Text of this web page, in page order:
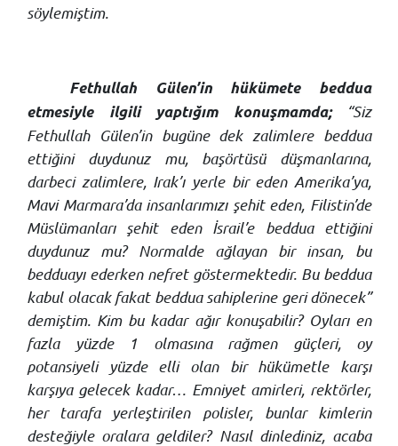
söylemiştim.
Fethullah Gülen’in hükümete beddua
etmesiyle ilgili yaptığım konuşmamda;“Siz
Fethullah Gülen’in bugüne dek zalimlere beddua
ettiğini duydunuz mu, başörtüsü düşmanlarına,
darbeci zalimlere, Irak’ı yerle bir eden Amerika’ya,
Mavi Marmara’da insanlarımızı şehit eden, Filistin’de
Müslümanları şehit eden İsrail’e beddua ettiğini
duydunuz mu? Normalde ağlayan bir insan, bu
bedduayı ederken nefret göstermektedir. Bu beddua
kabul olacak fakat beddua sahiplerine geri dönecek”
demiştim. Kim bu kadar ağır konuşabilir? Oyları en
fazla yüzde 1 olmasına rağmen güçleri, oy
potansiyeli yüzde elli olan bir hükümetle karşı
karşıya gelecek kadar… Emniyet amirleri, rektörler,
her tarafa yerleştirilen polisler, bunlar kimlerin
desteğiyle oralara geldiler? Nasıl dinlediniz, acaba